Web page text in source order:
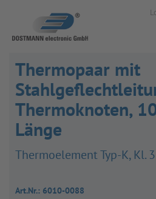
Thermopaar mit
Thermoknoten,
Länge
Ther­mo­ele­ment Typ-K, Kl. 3
Art.Nr.: 6010-0088